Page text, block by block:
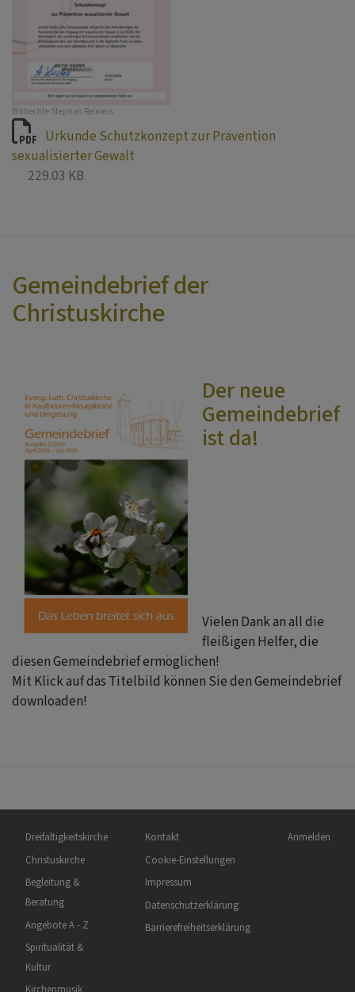
Bildrechte Stephan Reimers
Urkunde Schutzkonzept zur Prävention
sexualisierter Gewalt
229.03 KB
Gemeindebrief der
Christuskirche
Der neue
Gemeindebrief
ist da!
Vielen Dank an all die
fleißigen Helfer, die
diesen Gemeindebrief ermöglichen!
Mit Klick auf das Titelbild können Sie den Gemeindebrief
downloaden!
Hauptnavigation
Dreifaltigkeitskirche
Christuskirche
Begleitung &
Beratung
Angebote A - Z
Spiritualität &
Kultur
Fußbereichsmenü
Kontakt
Cookie-Einstellungen
Impressum
Datenschutzerklärung
Barrierefreiheitserklärung
Anmelden